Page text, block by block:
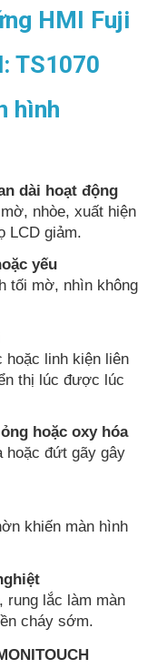
HMI Fuji
TS1070
hình
dài hoạt động
nhòe, xuất hiện
LCD giảm.
yếu
tối mờ, nhìn không
hoặc linh kiện liên
thị lúc được lúc
hoặc oxy hóa
hoặc đứt gãy gây
khiến màn hình
rung lắc làm màn
cháy sớm.